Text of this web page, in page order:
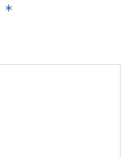
*